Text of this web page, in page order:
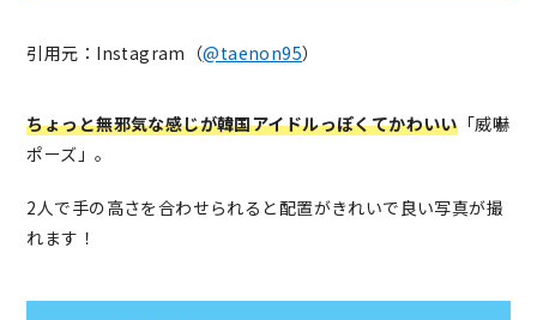
引用元：Instagram（@taenon95）
ちょっと無邪気な感じが韓国アイドルっぽくてかわいい「威嚇
ポーズ」。
2人で手の高さを合わせられると配置がきれいで良い写真が撮
れます！